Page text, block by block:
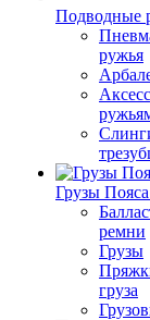
Подводные
ружья
Грузы
ремни
Грузы
груза